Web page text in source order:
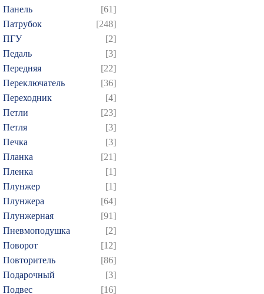
Панель
[61]
Патрубок
[248]
ПГУ
[2]
Педаль
[3]
Передняя
[22]
Переключатель
[36]
Переходник
[4]
Петли
[23]
Петля
[3]
Печка
[3]
Планка
[21]
Пленка
[1]
Плунжер
[1]
Плунжера
[64]
Плунжерная
[91]
Пневмоподушка
[2]
Поворот
[12]
Повторитель
[86]
Подарочный
[3]
Подвес
[16]